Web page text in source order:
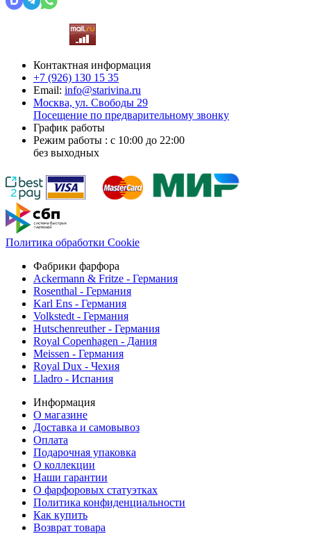
Контактная информация
+7 (926) 130 15 35
Email: info@starivina.ru
Москва, ул. Свободы 29
Посещение по предварительному звонку
График работы
Режим работы : с 10:00 до 22:00
без выходных
Политика обработки Cookie
Фабрики фарфора
Ackermann & Fritze - Германия
Rosenthal - Германия
Karl Ens - Германия
Volkstedt - Германия
Hutschenreuther - Германия
Royal Copenhagen - Дания
Meissen - Германия
Royal Dux - Чехия
Lladro - Испания
Информация
О магазине
Доставка и самовывоз
Оплата
Подарочная упаковка
О коллекции
Наши гарантии
О фарфоровых статуэтках
Политика конфиденциальности
Как купить
Возврат товара